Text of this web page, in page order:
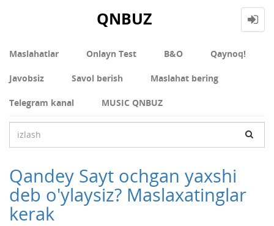
QNBUZ
Maslahatlar Onlayn Test В&О Qaynoq!
Javobsiz Savol berish Maslahat bering
Telegram kanal MUSIC QNBUZ
Qandey Sayt ochgan yaxshi
deb o'ylaysiz? Maslaxatinglar
kerak